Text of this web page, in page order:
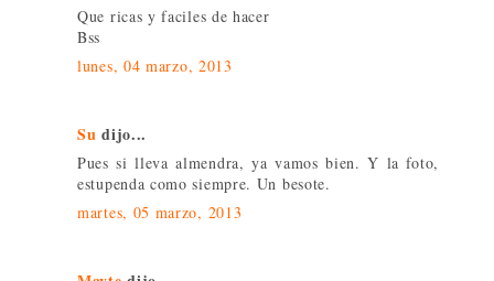
Que ricas y faciles de hacer
Bss
lunes, 04 marzo, 2013
Su dijo...
Pues si lleva almendra, ya vamos bien. Y la foto,
estupenda como siempre. Un besote.
martes, 05 marzo, 2013